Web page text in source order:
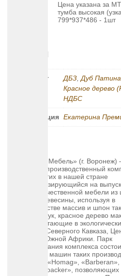
Цена указана за
тумба высокая
799*937*486 - 1шт
Цвет ДБЗ Дуб
Красное дерево
НДБС
Коллекция Екатерина
«Сомово-Мебель» (г. Воронеж)
крупный производственный
из немногих в нашей стране
специализирующийся на
высококачественной мебели
пород древесины, используя в
производстве массив и шпон
как дуб, бук, красное дерево
произрастающие в
районах Северного Кавказа,
России, Южной Африки. Парк
оборудования комплекса
станков и машин таких
«Kuper», «Homag», «Barberan»,
«Reichenbacker», позволяющих